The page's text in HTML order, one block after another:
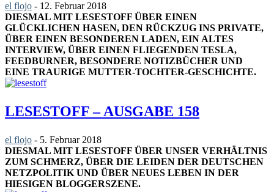
el flojo - 12. Februar 2018
DIESMAL MIT LESESTOFF ÜBER EINEN
GLÜCKLICHEN HASEN, DEN RÜCKZUG INS PRIVATE,
ÜBER EINEN BESONDEREN LADEN, EIN ALTES
INTERVIEW, ÜBER EINEN FLIEGENDEN TESLA,
FEEDBURNER, BESONDERE NOTIZBÜCHER UND
EINE TRAURIGE MUTTER-TOCHTER-GESCHICHTE.
LESESTOFF – AUSGABE 158
el flojo - 5. Februar 2018
DIESMAL MIT LESESTOFF ÜBER UNSER VERHÄLTNIS
ZUM SCHMERZ, ÜBER DIE LEIDEN DER DEUTSCHEN
NETZPOLITIK UND ÜBER NEUES LEBEN IN DER
HIESIGEN BLOGGERSZENE.